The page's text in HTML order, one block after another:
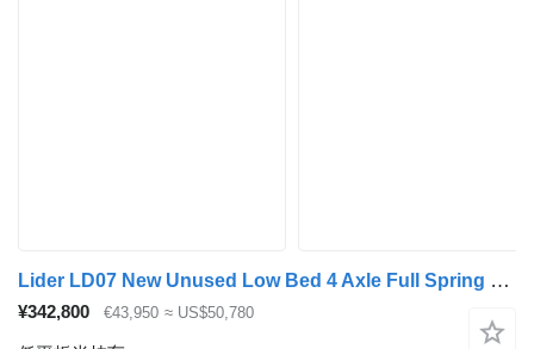
Lider LD07 New Unused Low Bed 4 Axle Full Spring 86 Ton Loading !Packa
¥342,800 €43,950 ≈ US$50,780